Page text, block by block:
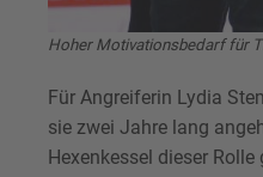
Hoher Motivationsbedarf für
Für Angreiferin Lydia
sie zwei Jahre lang
Hexenkessel dieser